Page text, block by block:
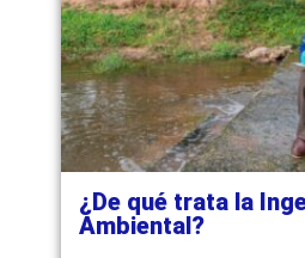
¿De qué trata la
Ambiental?